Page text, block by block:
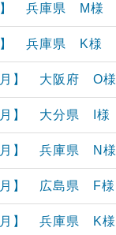
】 兵庫県 M様
】 兵庫県 K様
月】 大阪府 O様
月】 大分県 I様
月】 兵庫県 N様
月】 広島県 F様
月】 兵庫県 K様